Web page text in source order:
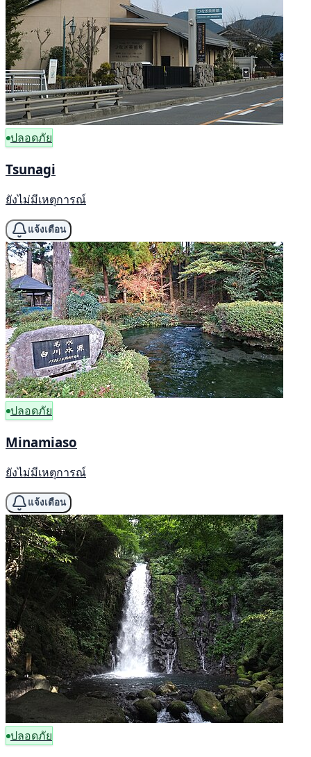
ปลอดภัย
Tsunagi
ยังไม่มีเหตุการณ์
แจ้งเตือน
ปลอดภัย
Minamiaso
ยังไม่มีเหตุการณ์
แจ้งเตือน
ปลอดภัย